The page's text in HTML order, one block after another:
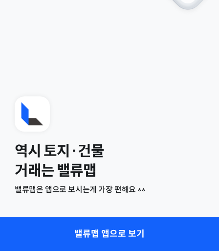
역시 토지·건물
거래는 밸류맵
밸류맵은 앱으로 보시는게 가장 편해요 👀
밸류맵 앱으로 보기